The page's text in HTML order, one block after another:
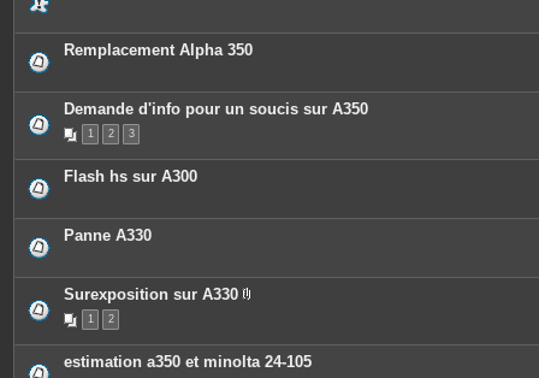
Remplacement Alpha 350
Demande d'info pour un soucis sur A350
1 2 3
Flash hs sur A300
Panne A330
Surexposition sur A330
c
e
1 2
estimation a350 et minolta 24-105